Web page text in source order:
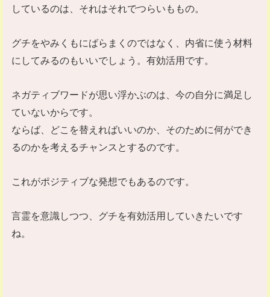
しているのは、それはそれでつらいももの。
グチをやみくもにばらまくのではなく、内省に使う材料
にしてみるのもいいでしょう。有効活用です。
ネガティブワードが思い浮かぶのは、今の自分に満足し
ていないからです。
ならば、どこを替えればいいのか、そのために何ができ
るのかを考えるチャンスとするのです。
これがポジティブな発想でもあるのです。
言霊を意識しつつ、グチを有効活用していきたいです
ね。